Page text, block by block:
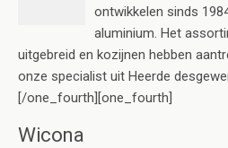
ontwikkelen sinds
aluminium. Het
uitgebreid en kozijnen hebben
onze specialist uit Heerde
[/one_fourth][one_fourth]
Wicona